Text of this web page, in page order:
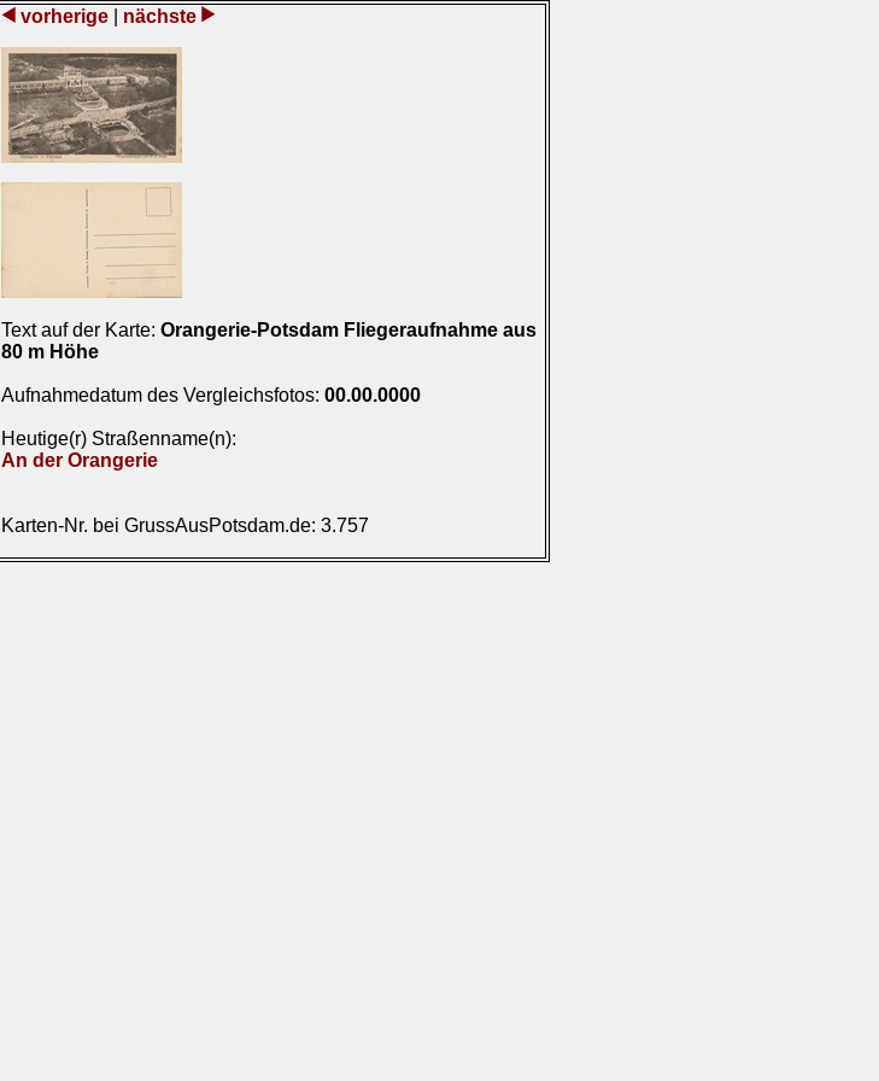
vorherige nächste
Text auf der Karte: Orangerie-Potsdam Fliegeraufnahme aus
80 m Höhe
Aufnahmedatum des Vergleichsfotos: 00.00.0000
Heutige(r) Straßenname(n):
An der Orangerie
Karten-Nr. bei GrussAusPotsdam.de: 3.757